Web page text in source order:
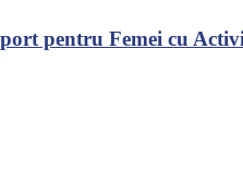
pentru Femei cu